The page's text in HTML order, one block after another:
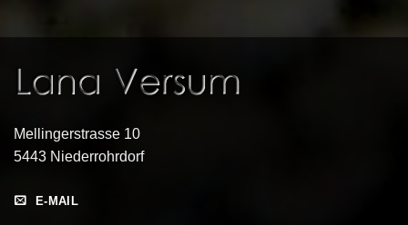
Mellingerstrasse 10
5443 Niederrohrdorf
E-MAIL